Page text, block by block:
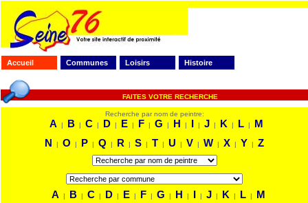
Accueil Communes Loisirs Histoire
FAITES VOTRE RECHERCHE
Recherche par nom de peintre:
A | B | C | D | E | F | G | H | I | J | K | L |
M
N
| O | P | Q | R | S | T | U | V | W | X | Y | Z
A | B | C | D | E | F | G | H | I | J | K | L |
M